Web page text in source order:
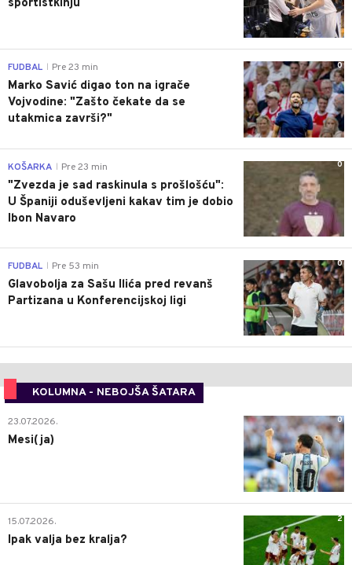
sportistkinju
0
FUDBAL Pre 23 min
Marko Savić digao ton na igrače
Vojvodine: "Zašto čekate da se
utakmica završi?"
0
KOŠARKA Pre 23 min
"Zvezda je sad raskinula s prošlošću":
U Španiji oduševljeni kakav tim je dobio
Ibon Navaro
0
FUDBAL Pre 53 min
Glavobolja za Sašu Ilića pred revanš
Partizana u Konferencijskoj ligi
KOLUMNA - NEBOJŠA ŠATARA
0
23.07.2026.
Mesi(ja)
2
15.07.2026.
Ipak valja bez kralja?